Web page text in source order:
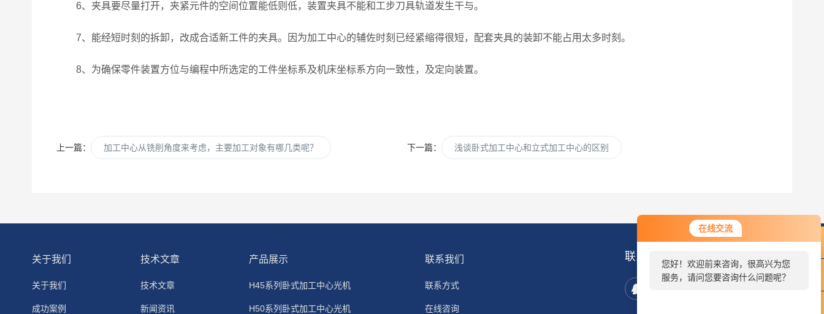
在线交流
您好！欢迎前来咨询，很高兴为您
服务，请问您要咨询什么问题呢？
6、夹具要尽量打开，夹紧元件的空间位置能低则低，装置夹具不能和工步刀具轨道发生干与。
7、能经短时刻的拆卸，改成合适新工件的夹具。因为加工中心的辅佐时刻已经紧缩得很短，配套夹具的装卸不能占用太多时刻。
8、为确保零件装置方位与编程中所选定的工件坐标系及机床坐标系方向一致性，及定向装置。
上一篇： 加工中心从铣削角度来考虑，主要加工对象有哪几类呢？ 下一篇： 浅谈卧式加工中心和立式加工中心的区别
关于我们
关于我们
成功案例
技术文章
技术文章
新闻资讯
产品展示
H45系列卧式加工中心光机
H50系列卧式加工中心光机
联系我们
联系方式
在线咨询
联系我们